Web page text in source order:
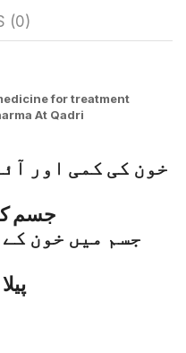
(0)
for treatment
At Qadri
خون کی کمی اور
جسم
جسم میں خون